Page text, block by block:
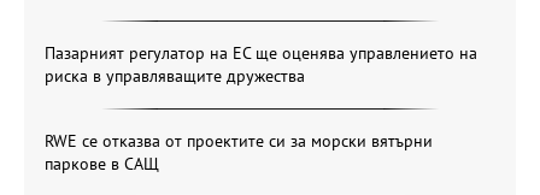
Пазарният регулатор на ЕС ще оценява управлението на
риска в управляващите дружества
RWE се отказва от проектите си за морски вятърни
паркове в САЩ